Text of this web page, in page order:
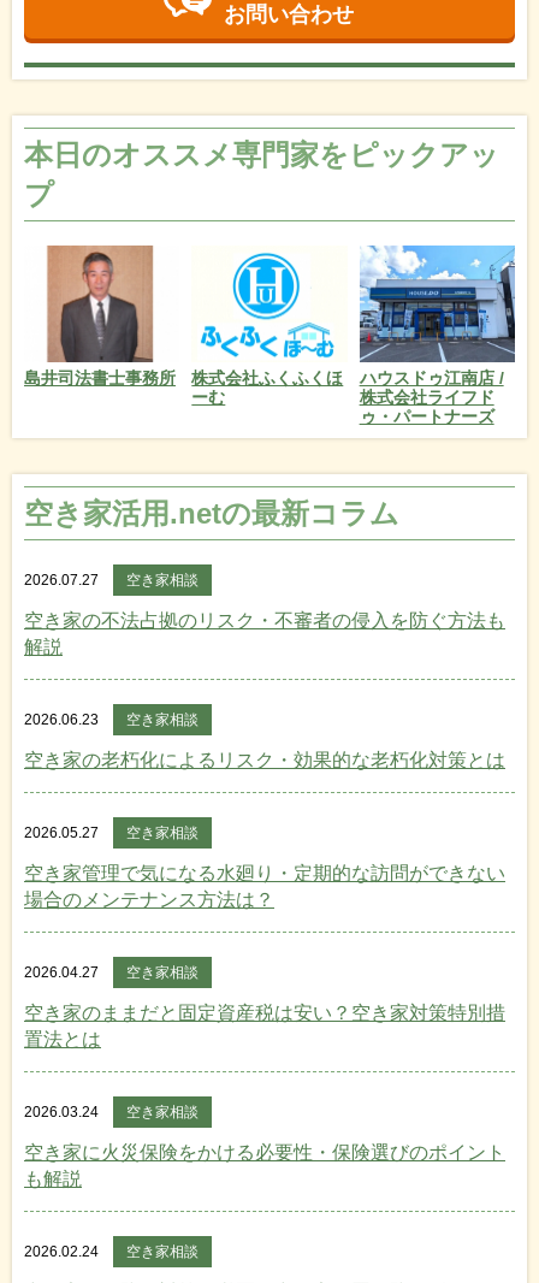
お問い合わせ
本日のオススメ専門家をピックアッ
プ
島井司法書士事務所
株式会社ふくふくほ
ーむ
ハウスドゥ江南店 /
株式会社ライフド
ゥ・パートナーズ
空き家活用.netの最新コラム
2026.07.27 空き家相談
空き家の不法占拠のリスク・不審者の侵入を防ぐ方法も
解説
2026.06.23 空き家相談
空き家の老朽化によるリスク・効果的な老朽化対策とは
2026.05.27 空き家相談
空き家管理で気になる水廻り・定期的な訪問ができない
場合のメンテナンス方法は？
2026.04.27 空き家相談
空き家のままだと固定資産税は安い？空き家対策特別措
置法とは
2026.03.24 空き家相談
空き家に火災保険をかける必要性・保険選びのポイント
も解説
2026.02.24 空き家相談